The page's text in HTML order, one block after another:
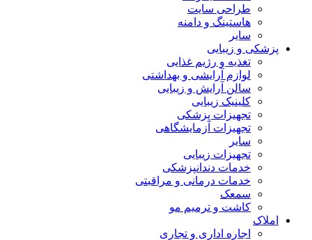
طراحی سایت
هاستینگ و دامنه
سایر
پزشکی و زیبایی
تغذیه و رژیم غذایی
لوازم آرایشی و بهداشتی
سالن آرایش و زیبایی
کلینیک زیبایی
تجهیزات پزشکی
تجهیزات آزمایشگاهی
سایر
تجهیزات زیبایی
خدمات دندانپزشکی
خدمات درمانی و مراقبتی
سمعک
کاشت و ترمیم مو
املاک
اجاره اداری و تجاری